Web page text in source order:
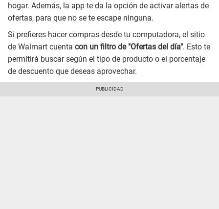
hogar. Además, la app te da la opción de activar alertas de
ofertas, para que no se te escape ninguna.
Si prefieres hacer compras desde tu computadora, el sitio
de Walmart cuenta con un filtro de "Ofertas del día". Esto te
permitirá buscar según el tipo de producto o el porcentaje
de descuento que deseas aprovechar.